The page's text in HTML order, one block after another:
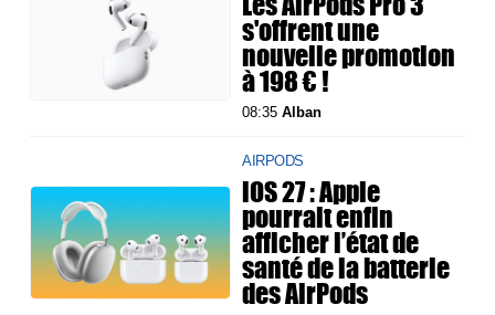
s'offrent une
nouvelle promotion
à 198 € !
08:35Alban
AIRPODS
iOS 27 : Apple
pourrait enfin
afficher l’état de
santé de la batterie
des AirPods